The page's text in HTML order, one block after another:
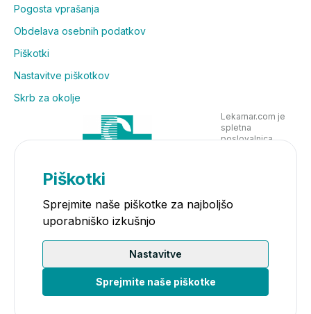
Pogosta vprašanja
Obdelava osebnih podatkov
Piškotki
Nastavitve piškotkov
Skrb za okolje
Lekarnar.com je
spletna
poslovalnica
Piškotki
Sprejmite naše piškotke za najboljšo
uporabniško izkušnjo
Nastavitve
Sprejmite naše piškotke